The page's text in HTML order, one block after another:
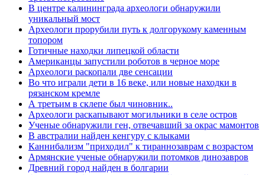
В центре калининграда археологи обнаружили
уникальный мост
Археологи прорубили путь к долгорукому каменным
топором
Готичные находки липецкой области
Американцы запустили роботов в черное море
Археологи раскопали две сенсации
Во что играли дети в 16 веке, или новые находки в
рязанском кремле
А третьим в склепе был чиновник..
Археологи раскапывают могильники в селе остров
Ученые обнаружили ген, отвечавший за окрас мамонтов
В австралии найден кенгуру с клыками
Каннибализм "приходил" к тираннозаврам с возрастом
Армянские ученые обнаружили потомков динозавров
Древний город найден в болгарии